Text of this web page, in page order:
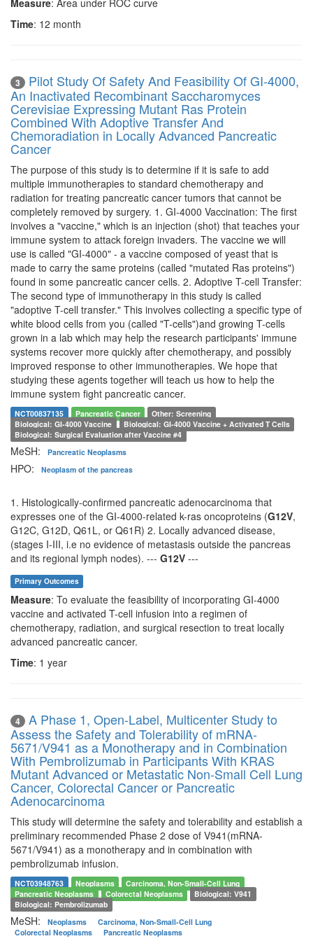
Time: 12 month
3
Pilot Study Of Safety And Feasibility Of GI-4000,
An Inactivated Recombinant Saccharomyces
Cerevisiae Expressing Mutant Ras Protein
Combined With Adoptive Transfer And
Chemoradiation in Locally Advanced Pancreatic
Cancer
The purpose of this study is to determine if it is safe to add
multiple immunotherapies to standard chemotherapy and
radiation for treating pancreatic cancer tumors that cannot be
completely removed by surgery. 1. GI-4000 Vaccination: The first
involves a "vaccine," which is an injection (shot) that teaches your
immune system to attack foreign invaders. The vaccine we will
use is called "GI-4000" - a vaccine composed of yeast that is
made to carry the same proteins (called "mutated Ras proteins")
found in some pancreatic cancer cells. 2. Adoptive T-cell Transfer:
The second type of immunotherapy in this study is called
"adoptive T-cell transfer." This involves collecting a specific type of
white blood cells from you (called "T-cells")and growing T-cells
grown in a lab which may help the research participants' immune
systems recover more quickly after chemotherapy, and possibly
improved response to other immunotherapies. We hope that
studying these agents together will teach us how to help the
immune system fight pancreatic cancer.
NCT00837135 Pancreatic Cancer
Other: Screening
Biological: GI-4000 Vaccine
Biological: GI-4000 Vaccine + Activated T Cells
Biological: Surgical Evaluation after Vaccine #4
MeSH: Pancreatic Neoplasms
HPO: Neoplasm of the pancreas
1. Histologically-confirmed pancreatic adenocarcinoma that
expresses one of the GI-4000-related k-ras oncoproteins (G12V,
G12C, G12D, Q61L, or Q61R) 2. Locally advanced disease,
(stages I-III, i.e no evidence of metastasis outside the pancreas
and its regional lymph nodes). --- G12V ---
Primary Outcomes
Measure: To evaluate the feasibility of incorporating GI-4000
vaccine and activated T-cell infusion into a regimen of
chemotherapy, radiation, and surgical resection to treat locally
advanced pancreatic cancer.
Time: 1 year
4
A Phase 1, Open-Label, Multicenter Study to
Assess the Safety and Tolerability of mRNA-
5671/V941 as a Monotherapy and in Combination
With Pembrolizumab in Participants With KRAS
Mutant Advanced or Metastatic Non-Small Cell Lung
Cancer, Colorectal Cancer or Pancreatic
Adenocarcinoma
This study will determine the safety and tolerability and establish a
preliminary recommended Phase 2 dose of V941(mRNA-
5671/V941) as a monotherapy and in combination with
pembrolizumab infusion.
NCT03948763 Neoplasms
Carcinoma, Non-Small-Cell Lung
Pancreatic Neoplasms
Colorectal Neoplasms
Biological: V941
Biological: Pembrolizumab
MeSH: Neoplasms
Carcinoma, Non-Small-Cell Lung
Colorectal Neoplasms
Pancreatic Neoplasms